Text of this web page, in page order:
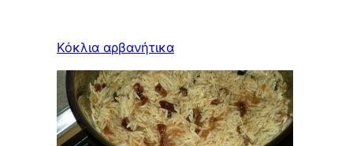
Κόκλια αρβανήτικα